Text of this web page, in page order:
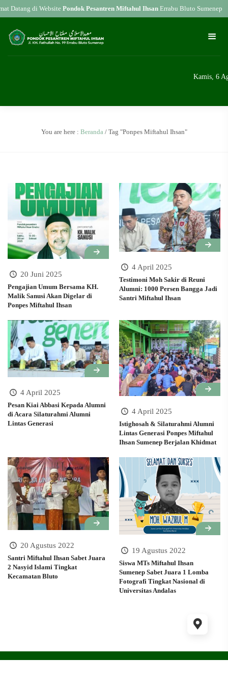
Datang di WebsitePondok Pesantren Miftahul IhsanErrabu Bluto Sumenep
Kamis, 6
You are here : Beranda/ Tag "Ponpes Miftahul Ihsan"
20 Juni 2025
Pengajian Umum Bersama KH.
Malik Sanusi Akan Digelar di
Ponpes Miftahul Ihsan
4 April 2025
Testimoni Moh Sakir di Reuni
Alumni: 1000 Persen Bangga Jadi
Santri Miftahul Ihsan
4 April 2025
Pesan Kiai Abbasi Kepada Alumni
di Acara Silaturahmi Alumni
Lintas Generasi
4 April 2025
Istighosah & Silaturahmi Alumni
Lintas Generasi Ponpes Miftahul
Ihsan Sumenep Berjalan Khidmat
20 Agustus 2022
Santri Miftahul Ihsan Sabet Juara
2 Nasyid Islami Tingkat
Kecamatan Bluto
19 Agustus 2022
Siswa MTs Miftahul Ihsan
Sumenep Sabet Juara 1 Lomba
Fotografi Tingkat Nasional di
Universitas Andalas